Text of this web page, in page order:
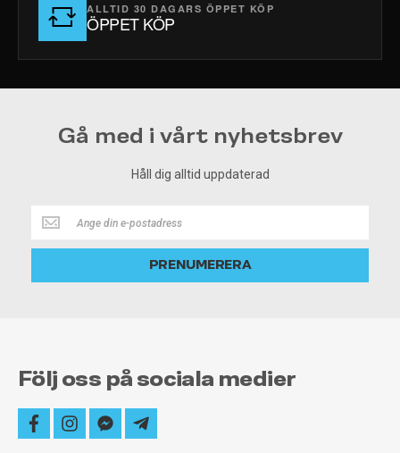
ALLTID 30 DAGARS ÖPPET KÖP
ÖPPET KÖP
Gå med i vårt nyhetsbrev
Håll dig alltid uppdaterad
Håll
dig
alltid
PRENUMERERA
Följ oss på sociala medier
facebookinstagram
facebook-
messenger
telegram-
plane